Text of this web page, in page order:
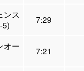
ンス
5)
7:29
オー
7:21